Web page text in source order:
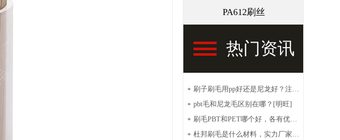
PA612刷丝
热门资讯
* 刷子刷毛用pp好还是尼龙好？注意
这些【明旺】
* pbt毛和尼龙毛区别在哪？[明旺]
* 刷毛PBT和PET哪个好，各有优点
[明旺]
* 杜邦刷毛是什么材料，实力厂家带